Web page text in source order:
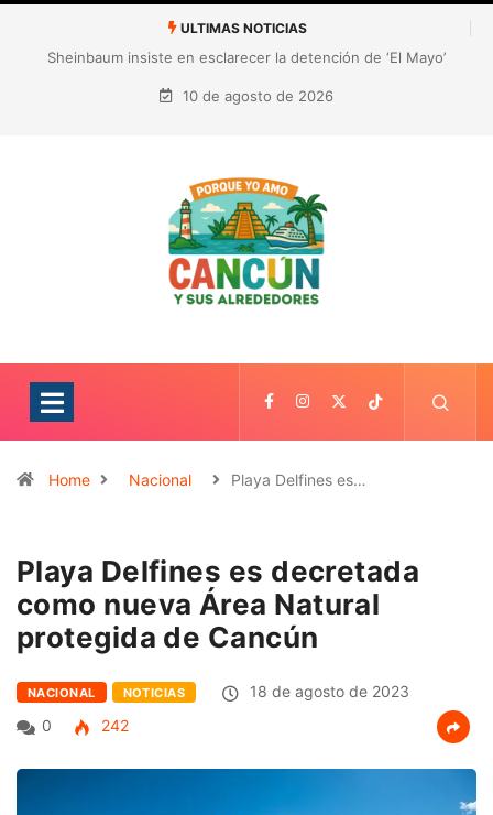
ULTIMAS NOTICIAS
¿Quién es Galita Ari y por qué acusa a RoRo de robar contenido?
La polémica que sacude las redes sociales
10 de agosto de 2026
Home Nacional Playa Delfines es…
Playa Delfines es decretada
como nueva Área Natural
protegida de Cancún
NACIONAL NOTICIAS
18 de agosto de 2023
0
242